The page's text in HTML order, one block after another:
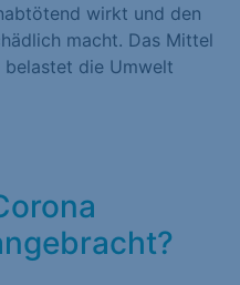
wirkt und den
macht. Das Mittel
die Umwelt